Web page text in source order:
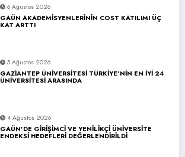
6 Ağustos 2026
GAÜN AKADEMİSYENLERİNİN COST KATILIMI ÜÇ
KAT ARTTI
5 Ağustos 2026
GAZİANTEP ÜNİVERSİTESİ TÜRKİYE’NİN EN İYİ 24
ÜNİVERSİTESİ ARASINDA
4 Ağustos 2026
GAÜN’DE GİRİŞİMCİ VE YENİLİKÇİ ÜNİVERSİTE
ENDEKSİ HEDEFLERİ DEĞERLENDİRİLDİ